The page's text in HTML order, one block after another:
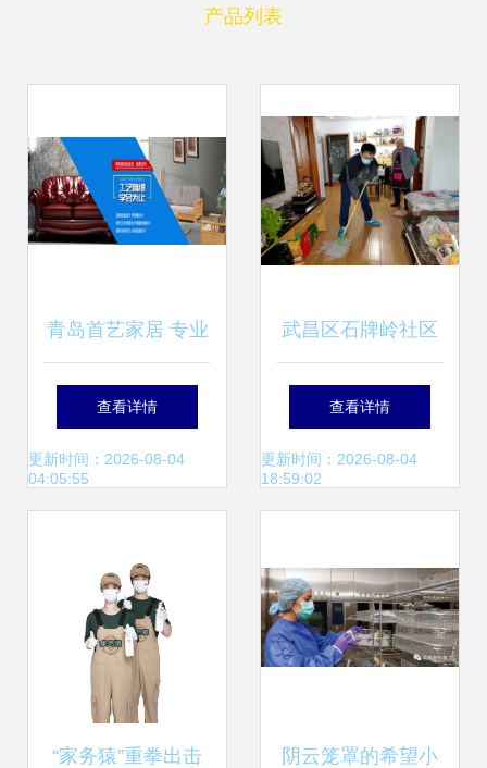
产品列表
青岛首艺家居 专业
家政服务，点亮品
质生活
查看详情
更新时间：2026-08-04
04:05:55
武昌区石牌岭社区
团支部 以主流思想
学习引领志愿服务
务提质增效
查看详情
更新时间：2026-08-04
18:59:02
“家务猿”重拳出击 阴云笼罩的希望小